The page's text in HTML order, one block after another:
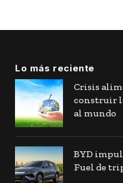
Lo más reciente
Crisis
construir
al mundo
BYD
Fuel de